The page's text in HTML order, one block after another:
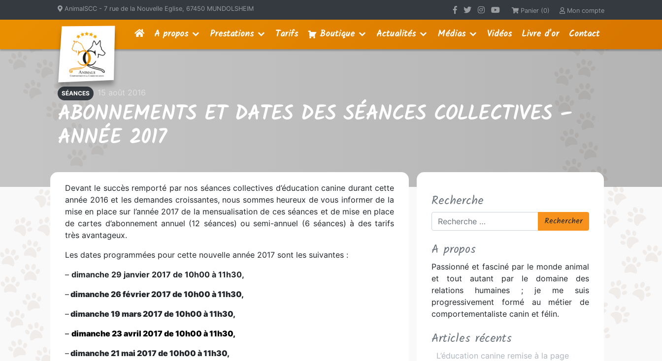
AnimalSCC - 7 rue de la Nouvelle Eglise, 67450 MUNDOLSHEIM Panier (0) Mon compte
A propos Prestations Tarifs Boutique Actualités Médias Vidéos Livre d'or Contact
SÉANCES 15 août 2016
ABONNEMENTS ET DATES DES SÉANCES COLLECTIVES –
ANNÉE 2017
Devant le succès remporté par nos séances collectives d’éducation canine durant cette
année 2016 et les demandes croissantes, nous sommes heureux de vous informer de la
mise en place sur l’année 2017 de la mensualisation de ces séances et de mise en place
de cartes d’abonnement annuel (12 séances) ou semi-annuel (6 séances) à des tarifs
très avantageux.
Les dates programmées pour cette nouvelle année 2017 sont les suivantes :
– dimanche 29 janvier 2017 de 10h00 à 11h30,
–dimanche 26 février 2017 de 10h00 à 11h30,
–dimanche 19 mars 2017 de 10h00 à 11h30,
– dimanche 23 avril 2017 de 10h00 à 11h30,
–dimanche 21 mai 2017 de 10h00 à 11h30,
Recherche
Rechercher
A propos
Passionné et fasciné par le monde animal
et tout autant par le domaine des
relations humaines ; je me suis
progressivement formé au métier de
comportementaliste canin et félin.
Articles récents
L’éducation canine remise à la page